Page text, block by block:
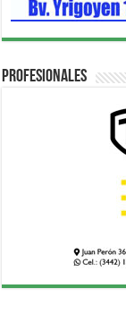
Profesionales